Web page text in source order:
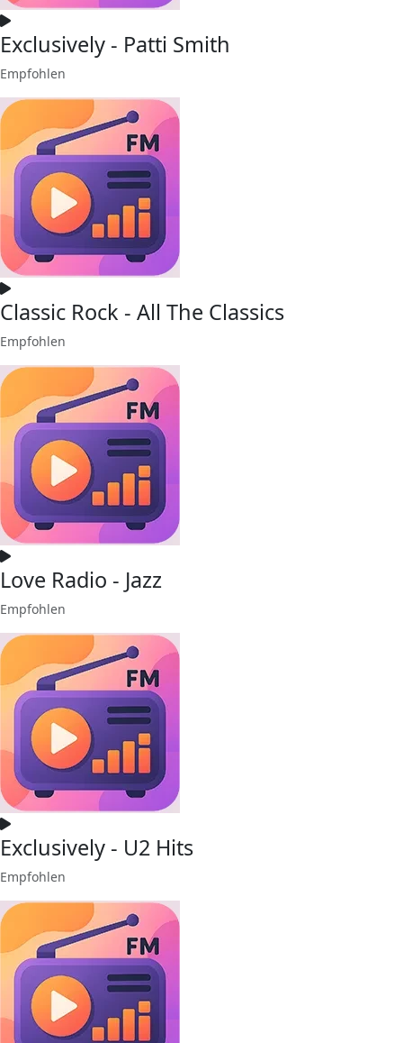
Exclusively - Patti Smith
Empfohlen
Classic Rock - All The Classics
Empfohlen
Love Radio - Jazz
Empfohlen
Exclusively - U2 Hits
Empfohlen